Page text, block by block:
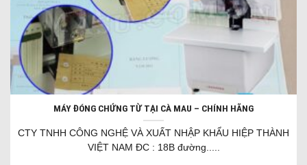
MÁY ĐÓNG CHỨNG TỪ TẠI CÀ MAU – CHÍNH HÃNG
CTY TNHH CÔNG NGHỆ VÀ XUẤT NHẬP KHẨU HIỆP THÀNH
VIỆT NAM ĐC : 18B đường.....